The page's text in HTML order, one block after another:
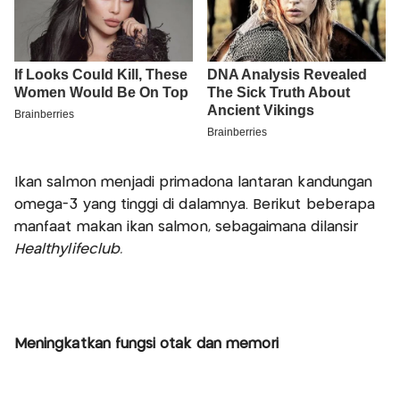
Ikan salmon menjadi primadona lantaran kandungan
omega-3 yang tinggi di dalamnya. Berikut beberapa
manfaat makan ikan salmon, sebagaimana dilansir
Healthylifeclub.
Meningkatkan fungsi otak dan memori